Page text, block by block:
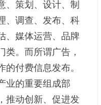
、策划、设计、制
、调查、发布、科
、媒体运营、品牌
类。而所谓广告，
付费信息发布。
业的重要组成部
推动创新、促进发